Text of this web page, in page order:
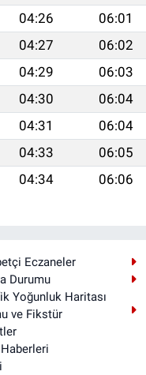
04:26 06:01
04:27 06:02
04:29 06:03
04:30 06:04
04:31 06:04
04:33 06:05
04:34 06:06
Eczaneler
Durumu
Yoğunluk Haritası
ve Fikstür